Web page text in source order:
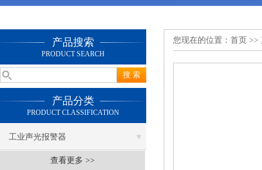
产品搜索
PRODUCT SEARCH
产品分类
PRODUCT CLASSIFICATION
工业声光报警器
查看更多 >>
您现在的位置： 首页 >>